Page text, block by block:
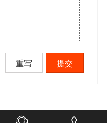
重写 提交